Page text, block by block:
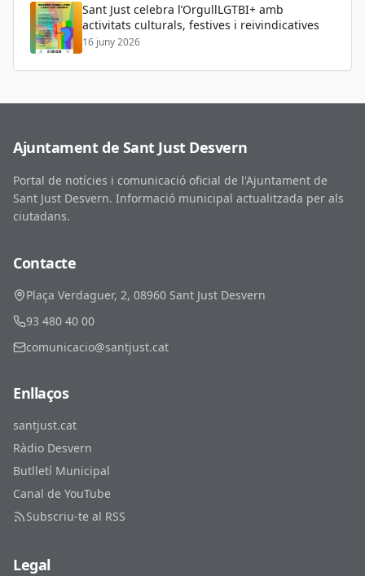
Sant Just celebra l’OrgullLGTBI+ amb
activitats culturals, festives i reivindicatives
16 juny 2026
Ajuntament de Sant Just Desvern
Portal de notícies i comunicació oficial de l'Ajuntament de
Sant Just Desvern. Informació municipal actualitzada per als
ciutadans.
Contacte
Plaça Verdaguer, 2, 08960 Sant Just Desvern
93 480 40 00
comunicacio@santjust.cat
Enllaços
santjust.cat
Ràdio Desvern
Butlletí Municipal
Canal de YouTube
Subscriu-te al RSS
Legal